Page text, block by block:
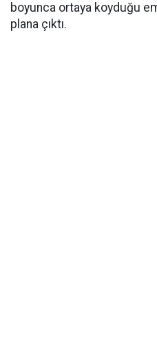
boyunca ortaya koyduğu
plana çıktı.